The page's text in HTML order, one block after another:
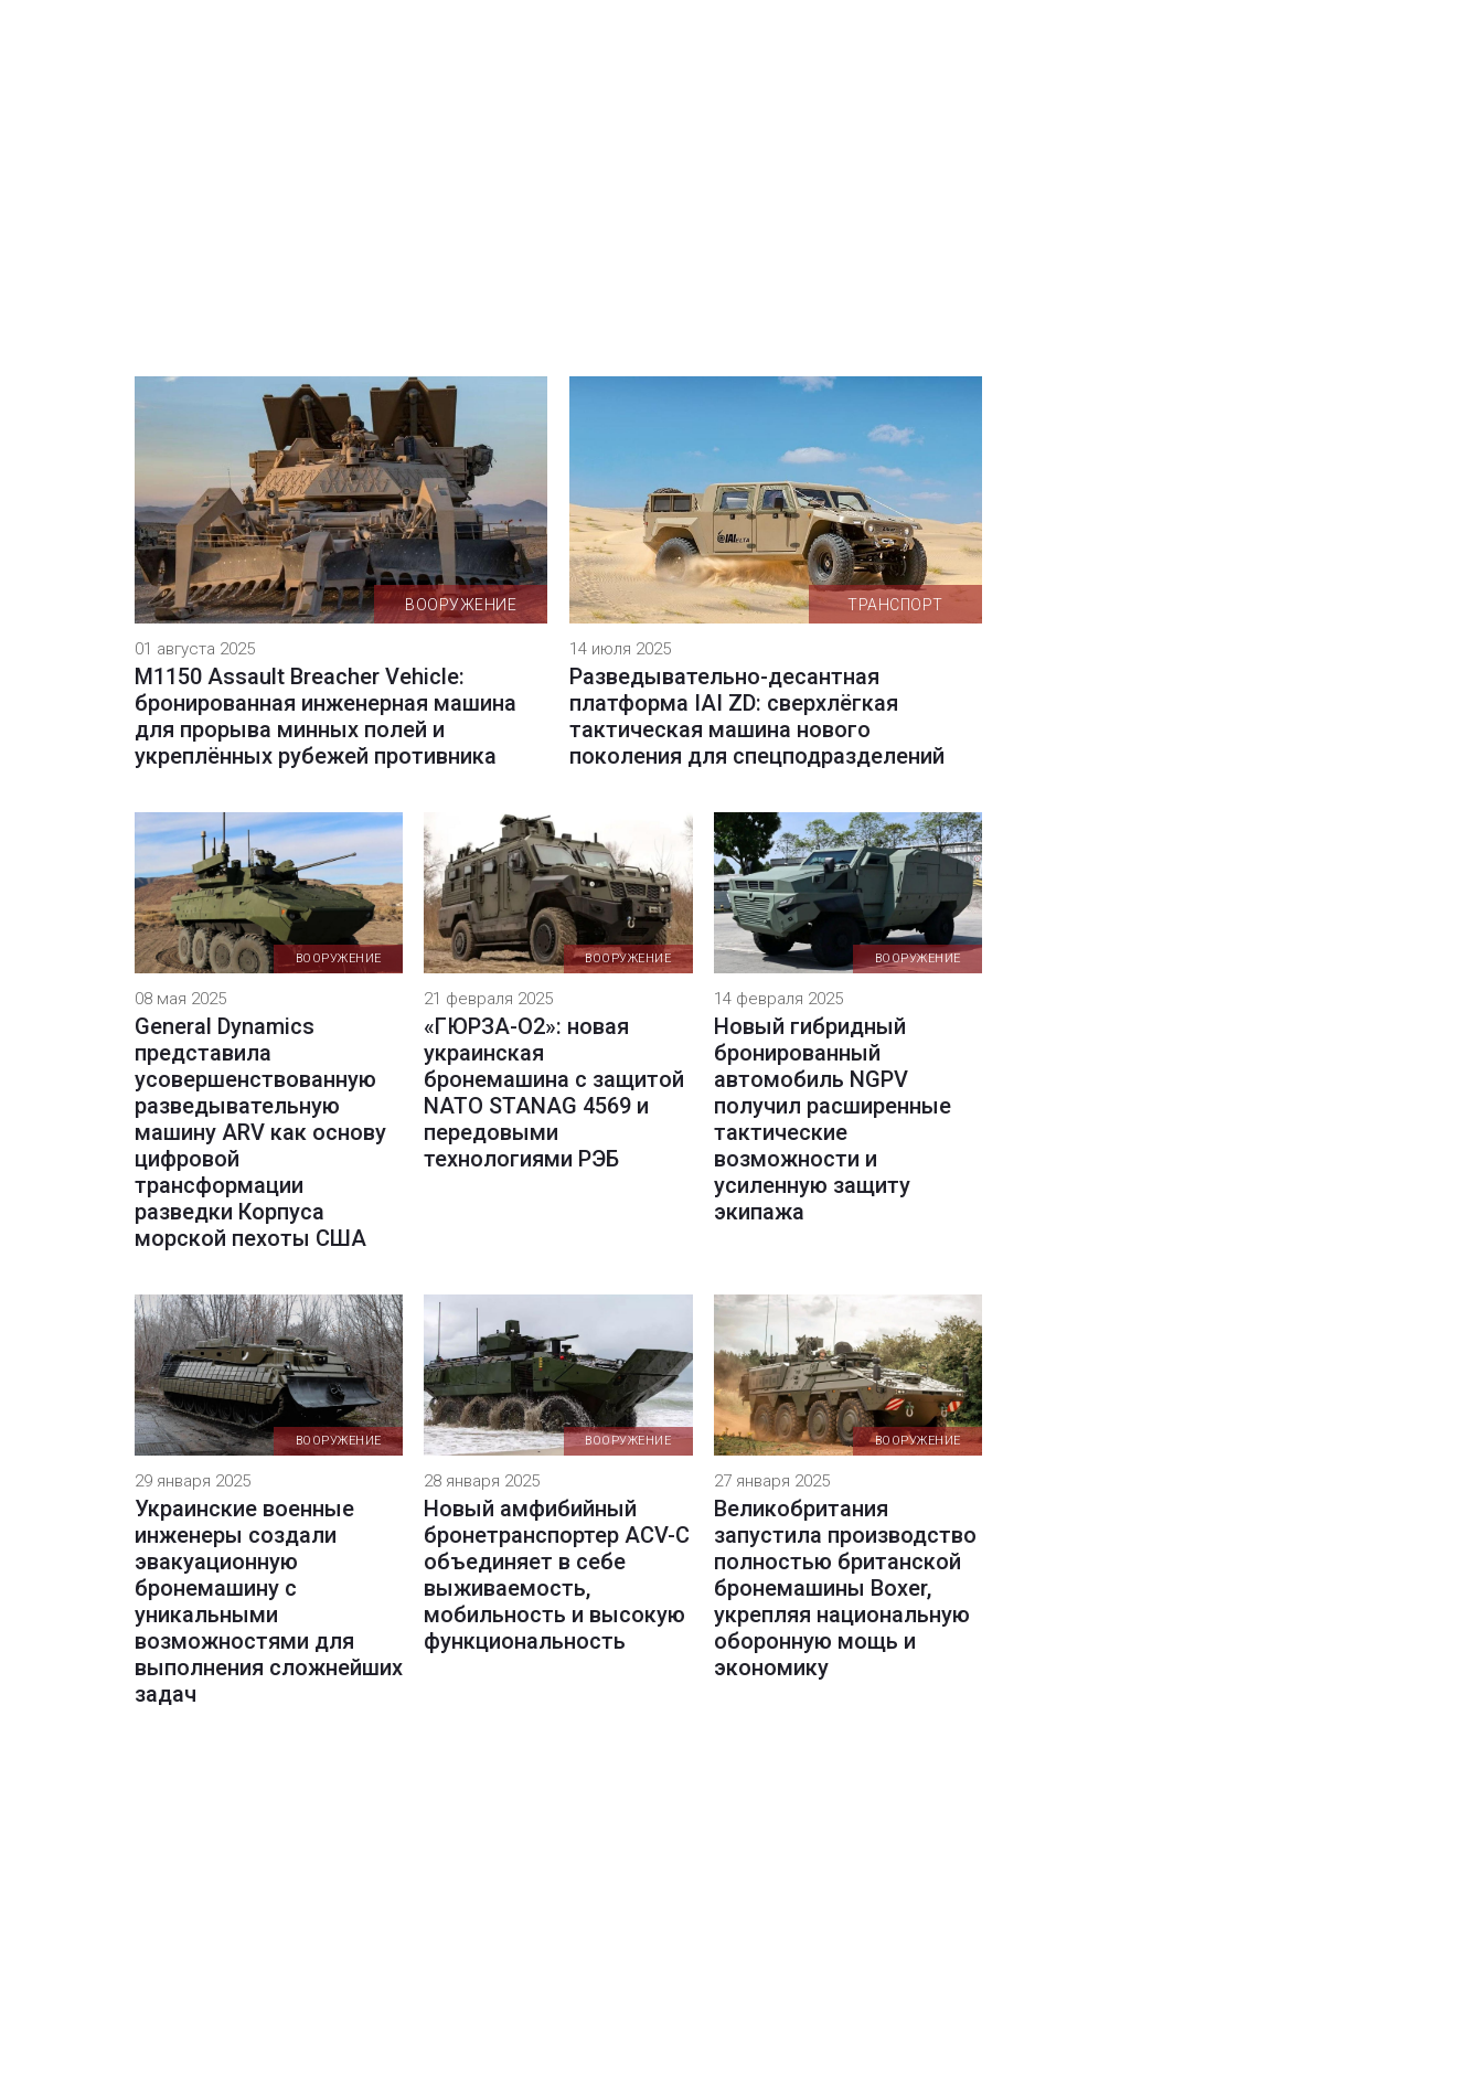
ВООРУЖЕНИЕ
01 августа 2025
M1150 Assault Breacher Vehicle:
бронированная инженерная машина
для прорыва минных полей и
укреплённых рубежей противника
ТРАНСПОРТ
14 июля 2025
Разведывательно-десантная
платформа IAI ZD: сверхлёгкая
тактическая машина нового
поколения для спецподразделений
ВООРУЖЕНИЕ
08 мая 2025
General Dynamics
представила
усовершенствованную
разведывательную
машину ARV как основу
цифровой
трансформации
разведки Корпуса
морской пехоты США
ВООРУЖЕНИЕ
21 февраля 2025
«ГЮРЗА-О2»: новая
украинская
бронемашина с защитой
NATO STANAG 4569 и
передовыми
технологиями РЭБ
ВООРУЖЕНИЕ
14 февраля 2025
Новый гибридный
бронированный
автомобиль NGPV
получил расширенные
тактические
возможности и
усиленную защиту
экипажа
ВООРУЖЕНИЕ
29 января 2025
Украинские военные
инженеры создали
эвакуационную
бронемашину с
уникальными
возможностями для
выполнения сложнейших
задач
ВООРУЖЕНИЕ
28 января 2025
Новый амфибийный
бронетранспортер ACV-C
объединяет в себе
выживаемость,
мобильность и высокую
функциональность
ВООРУЖЕНИЕ
27 января 2025
Великобритания
запустила производство
полностью британской
бронемашины Boxer,
укрепляя национальную
оборонную мощь и
экономику